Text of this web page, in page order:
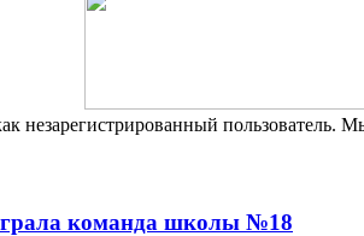
незарегистрированный пользователь.
команда школы №18